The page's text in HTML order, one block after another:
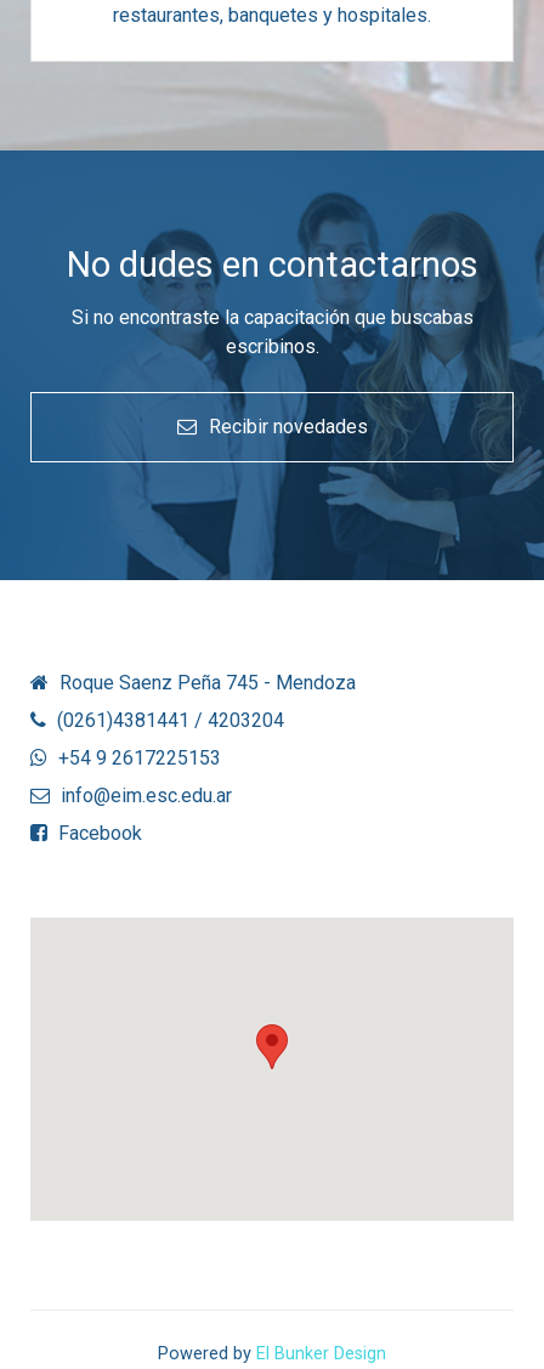
restaurantes, banquetes y hospitales.
No dudes en contactarnos
Si no encontraste la capacitación que buscabas
escribinos.
Recibir novedades
Roque Saenz Peña 745 - Mendoza
(0261)4381441 / 4203204
+54 9 2617225153
info@eim.esc.edu.ar
Facebook
Powered by El Bunker Design